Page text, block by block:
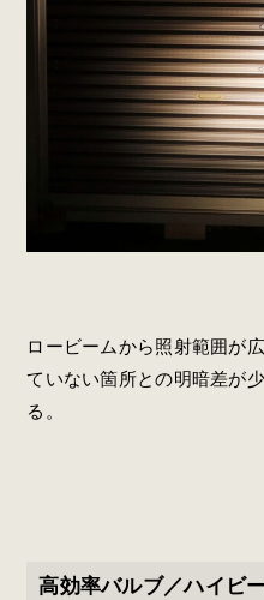
ロービームから照射範囲が
ていない箇所との明暗差が
る。
高効率バルブ／ハイビ